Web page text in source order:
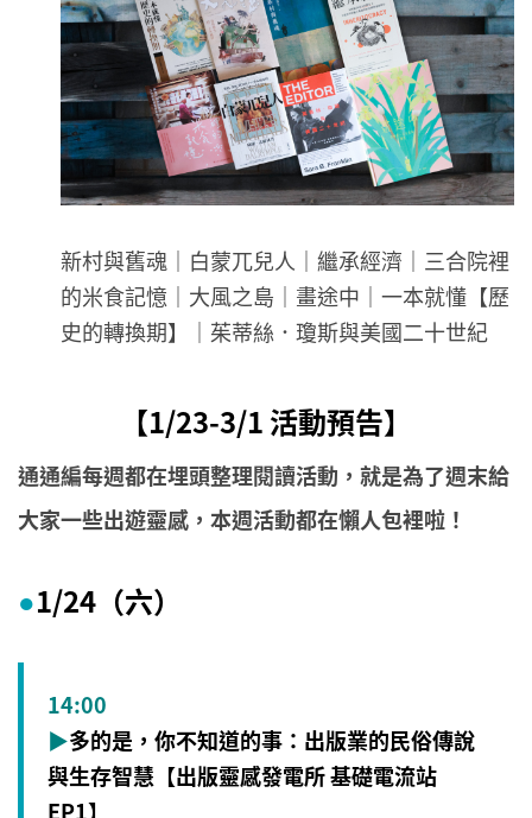
新村與舊魂｜白蒙兀兒人｜繼承經濟｜三合院裡
的米食記憶｜大風之島｜畫途中｜一本就懂【歷
史的轉換期】｜茱蒂絲．瓊斯與美國二十世紀
【1/23-3/1 活動預告】
通通編每週都在埋頭整理閱讀活動，就是為了週末給
大家一些出遊靈感，本週活動都在懶人包裡啦！
●1/24（六）
14:00
▶多的是，你不知道的事：出版業的民俗傳說
與生存智慧【出版靈感發電所 基礎電流站
EP1】